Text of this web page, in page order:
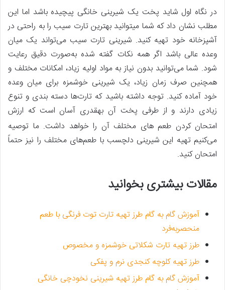
در نگاه اول شاید پخت یک شیرینی خانگی پیچیده باشد اما این
مطلب نشان داد که شما می­توانید بهترین تارت سیب را به راحتی در
آشپزخانه خود تهیه کنید. شیرینی تارت سیب می‌تواند یک میان
وعده عالی باشد اگر همه نکات گفته شده به‌صورت دقیق رعایت
شود. شما می‌توانید بدون نیاز به مواد اولیه زیاد، امکانات مختلف و
همچنین صرف زمان زیاد، یک شیرینی خوشمزه برای میان وعده
خود آماده کنید. توجه داشته باشید که تارت‌ها دسته بندی و تنوع
زیادی دارند و از طرفی پخت آن بهقدری آسان است که ارزش
امتحان کردن طعم ­های مختلف آن ­را خواهد داشت. ما توصیه
می‌کنیم تهیه این شیرینی دلچسب با طعم‌های مختلف را نیز حتماً
امتحان کنید.
مقالات بیشتری بخوانید
آموزش گام به گام طرز تهیه تارت توت فرنگی با طعم
منحصربه‌فرد
طرز تهیه تارت شکلاتی خوشمزه و مخصوص
طرز تهیه کلوچه کنجدی نرم و پفکی
آموزش گام به گام طرز تهیه شیرینی نخودچی خانگی